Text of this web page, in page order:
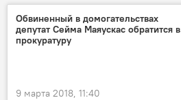
Обвиненный в домогательствах
депутат Сейма Маяускас обратится в
прокуратуру
9 марта 2018, 11:40